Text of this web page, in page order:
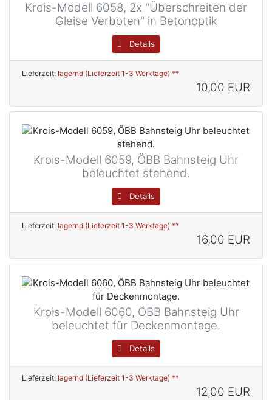
Krois-Modell 6058, 2x "Überschreiten der
Gleise Verboten" in Betonoptik
Details
Lieferzeit: lagernd (Lieferzeit 1-3 Werktage) **
10,00 EUR
Krois-Modell 6059, ÖBB Bahnsteig Uhr
beleuchtet stehend.
Details
Lieferzeit: lagernd (Lieferzeit 1-3 Werktage) **
16,00 EUR
Krois-Modell 6060, ÖBB Bahnsteig Uhr
beleuchtet für Deckenmontage.
Details
Lieferzeit: lagernd (Lieferzeit 1-3 Werktage) **
12,00 EUR